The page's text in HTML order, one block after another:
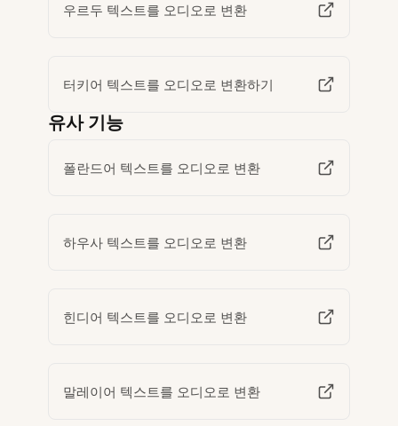
우르두 텍스트를 오디오로 변환
터키어 텍스트를 오디오로 변환하기
유사 기능
폴란드어 텍스트를 오디오로 변환
하우사 텍스트를 오디오로 변환
힌디어 텍스트를 오디오로 변환
말레이어 텍스트를 오디오로 변환